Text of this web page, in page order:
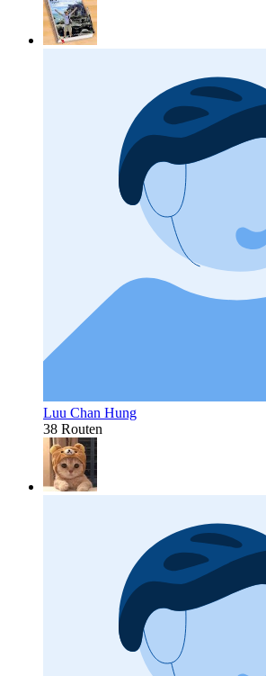
Luu Chan Hung
38 Routen